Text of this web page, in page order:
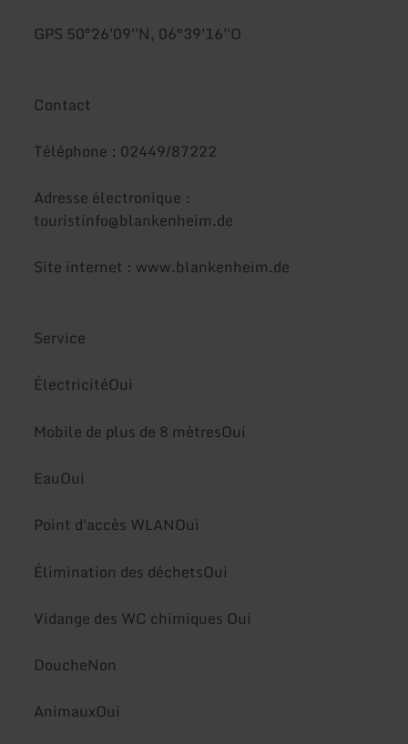
GPS 50°26'09''N, 06°39'16''O
Contact
Téléphone : 02449/87222
Adresse électronique :
touristinfo@blankenheim.de
Site internet : www.blankenheim.de
Service
ÉlectricitéOui
Mobile de plus de 8 mètresOui
EauOui
Point d'accès WLANOui
Élimination des déchetsOui
Vidange des WC chimiques Oui
DoucheNon
AnimauxOui